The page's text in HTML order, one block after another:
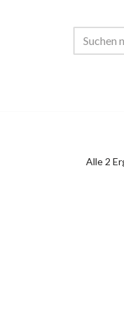
Alle 2